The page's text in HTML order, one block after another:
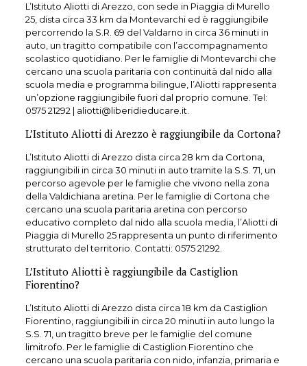
L’Istituto Aliotti di Arezzo, con sede in Piaggia di Murello
25, dista circa 33 km da Montevarchi ed è raggiungibile
percorrendo la S.R. 69 del Valdarno in circa 36 minuti in
auto, un tragitto compatibile con l’accompagnamento
scolastico quotidiano. Per le famiglie di Montevarchi che
cercano una scuola paritaria con continuità dal nido alla
scuola media e programma bilingue, l’Aliotti rappresenta
un’opzione raggiungibile fuori dal proprio comune. Tel:
0575 21292 | aliotti@liberidieducare.it.
L’Istituto Aliotti di Arezzo è raggiungibile da Cortona?
L’Istituto Aliotti di Arezzo dista circa 28 km da Cortona,
raggiungibili in circa 30 minuti in auto tramite la S.S. 71, un
percorso agevole per le famiglie che vivono nella zona
della Valdichiana aretina. Per le famiglie di Cortona che
cercano una scuola paritaria aretina con percorso
educativo completo dal nido alla scuola media, l’Aliotti di
Piaggia di Murello 25 rappresenta un punto di riferimento
strutturato del territorio. Contatti: 0575 21292.
L’Istituto Aliotti è raggiungibile da Castiglion
Fiorentino?
L’Istituto Aliotti di Arezzo dista circa 18 km da Castiglion
Fiorentino, raggiungibili in circa 20 minuti in auto lungo la
S.S. 71, un tragitto breve per le famiglie del comune
limitrofo. Per le famiglie di Castiglion Fiorentino che
cercano una scuola paritaria con nido, infanzia, primaria e